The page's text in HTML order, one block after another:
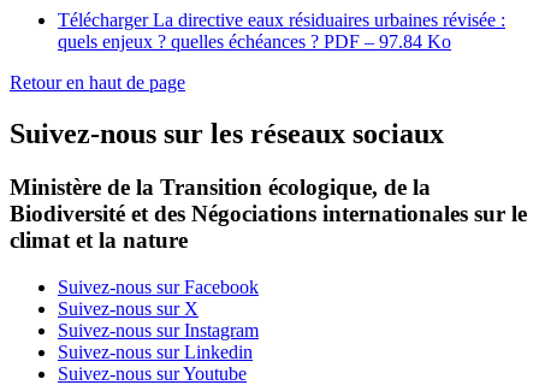
Télécharger La directive eaux résiduaires urbaines révisée :
quels enjeux ? quelles échéances ? PDF – 97.84 Ko
Retour en haut de page
Suivez-nous sur les réseaux sociaux
Ministère de la Transition écologique, de la
Biodiversité et des Négociations internationales sur le
climat et la nature
Suivez-nous sur Facebook
Suivez-nous sur X
Suivez-nous sur Instagram
Suivez-nous sur Linkedin
Suivez-nous sur Youtube